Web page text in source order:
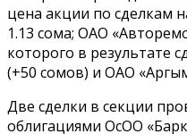
цена акции по сделкам
1.13 сома; ОАО
которого в результате
(+50 сомов) и ОАО
Две сделки в секции
облигациями ОсОО